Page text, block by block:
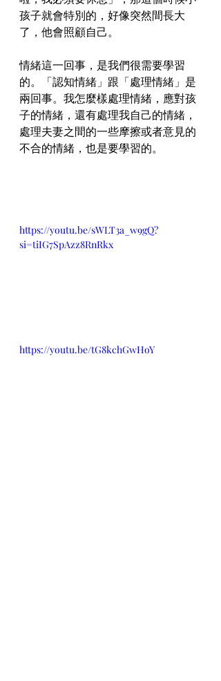
孩子就會特別的，好像突然間長大
了，他會照顧自己。
情緒這一回事，是我們很需要學習
的。「認知情緒」跟「處理情緒」是
兩回事。我怎麼樣處理情緒，應對孩
子的情緒，還有處理我自己的情緒，
處理夫妻之間的一些摩擦或者意見的
不合的情緒，也是要學習的。
https://youtu.be/sWLT3a_w9gQ?
si=tiIG7SpAzz8RnRkx
https://youtu.be/tG8kchGwHoY